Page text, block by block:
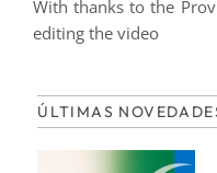
With thanks to the
editing the video
ÚLTIMAS